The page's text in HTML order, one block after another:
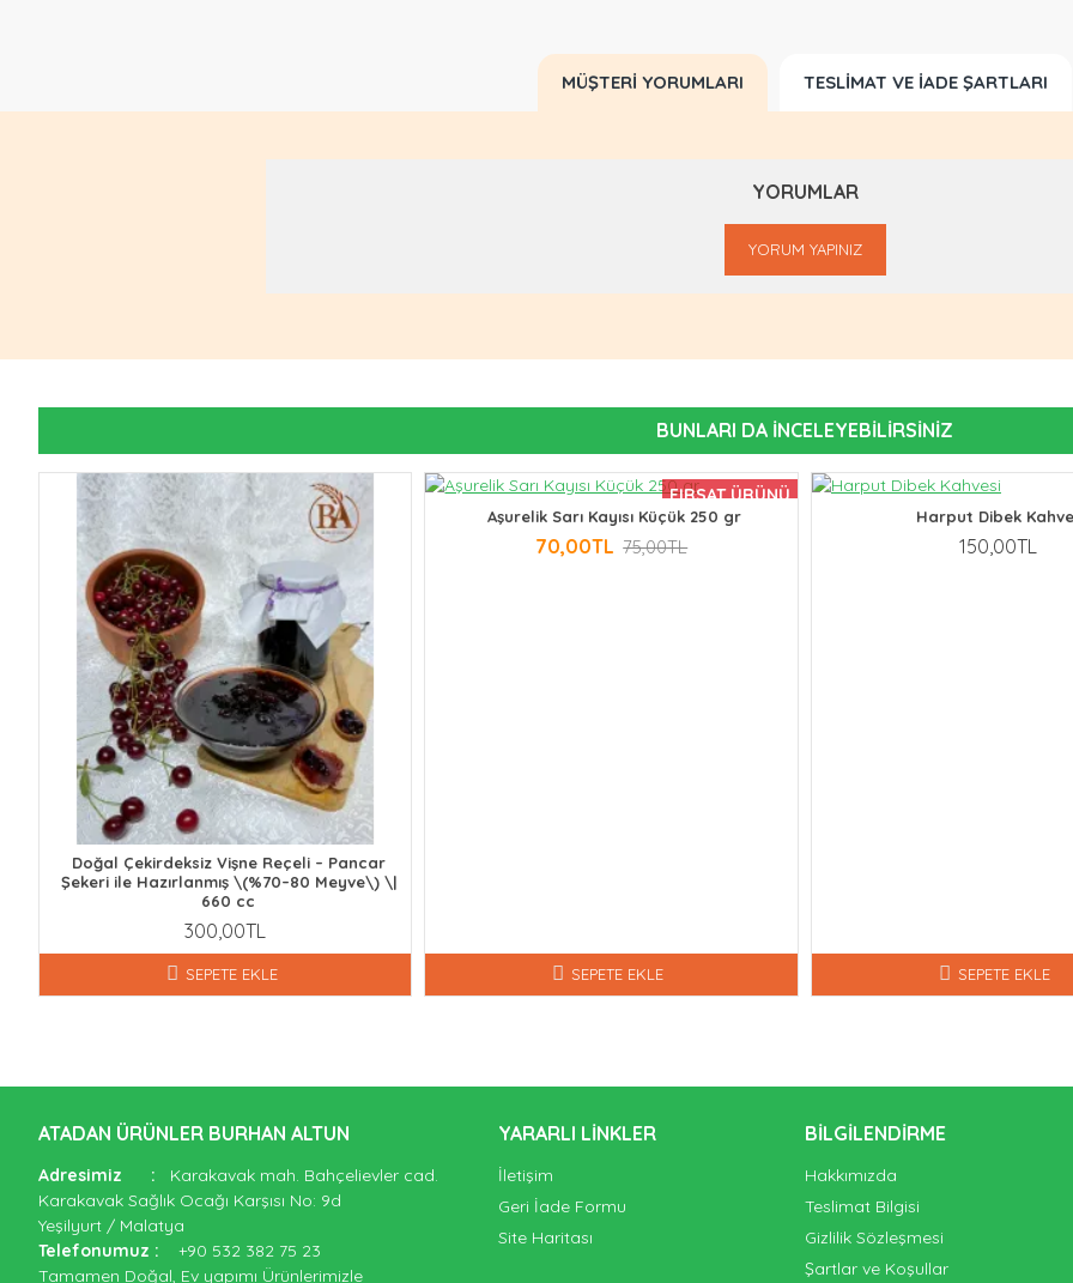
MÜŞTERI YORUMLARI TESLIMAT VE İADE ŞARTLARI
YORUMLAR
YORUM YAPINIZ
BUNLARI DA İNCELEYEBILIRSINIZ
Doğal Çekirdeksiz Vişne Reçeli – Pancar
Şekeri ile Hazırlanmış \(%70–80 Meyve\) \|
660 cc
300,00TL
SEPETE EKLE
FIRSAT ÜRÜNÜ
Aşurelik Sarı Kayısı Küçük 250 gr
70,00TL 75,00TL
SEPETE EKLE
Harput Dibek
150,00TL
SEPETE EKLE
ATADAN ÜRÜNLER BURHAN ALTUN
Adresimiz :
Karakavak mah. Bahçelievler cad.
Karakavak Sağlık Ocağı Karşısı No: 9d
Yeşilyurt / Malatya
Telefonumuz : +90 532 382 75 23
Tamamen Doğal, Ev yapımı Ürünlerimizle
YARARLI LINKLER
İletişim
Geri İade Formu
Site Haritası
BILGILENDIRME
Hakkımızda
Teslimat Bilgisi
Gizlilik Sözleşmesi
Şartlar ve Koşullar